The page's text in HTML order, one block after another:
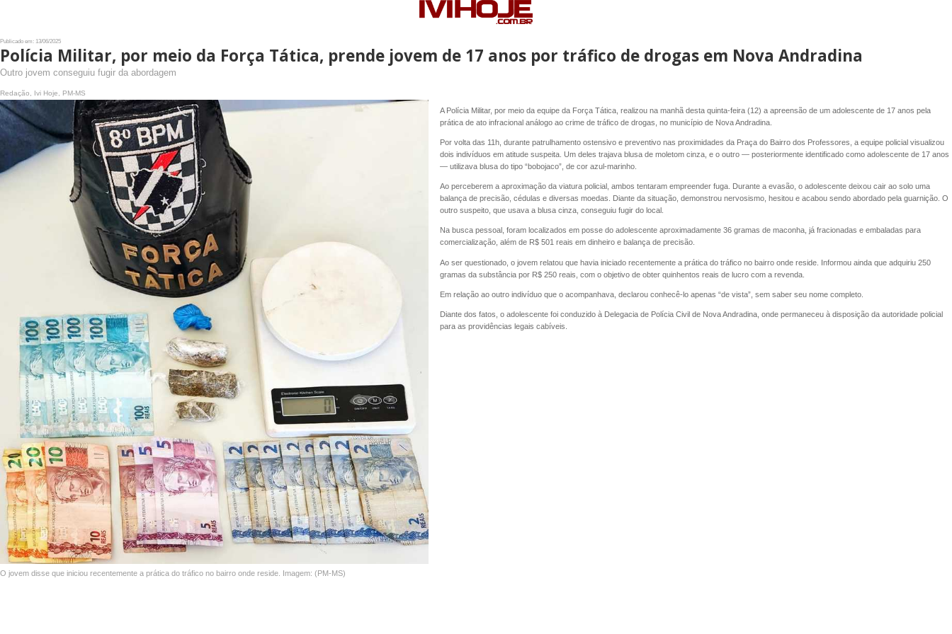
Publicado em: 13/06/2025
Polícia Militar, por meio da Força Tática, prende jovem de 17 anos por tráfico de drogas em Nova Andradina
Outro jovem conseguiu fugir da abordagem
Redação, Ivi Hoje, PM-MS
O jovem disse que iniciou recentemente a prática do tráfico no bairro onde reside. Imagem: (PM-MS)
A Polícia Militar, por meio da equipe da Força Tática, realizou na manhã desta quinta-feira (12) a apreensão de um adolescente de 17 anos pela
prática de ato infracional análogo ao crime de tráfico de drogas, no município de Nova Andradina.
Por volta das 11h, durante patrulhamento ostensivo e preventivo nas proximidades da Praça do Bairro dos Professores, a equipe policial visualizou
dois indivíduos em atitude suspeita. Um deles trajava blusa de moletom cinza, e o outro — posteriormente identificado como adolescente de 17 anos
— utilizava blusa do tipo “bobojaco”, de cor azul-marinho.
Ao perceberem a aproximação da viatura policial, ambos tentaram empreender fuga. Durante a evasão, o adolescente deixou cair ao solo uma
balança de precisão, cédulas e diversas moedas. Diante da situação, demonstrou nervosismo, hesitou e acabou sendo abordado pela guarnição. O
outro suspeito, que usava a blusa cinza, conseguiu fugir do local.
Na busca pessoal, foram localizados em posse do adolescente aproximadamente 36 gramas de maconha, já fracionadas e embaladas para
comercialização, além de R$ 501 reais em dinheiro e balança de precisão.
Ao ser questionado, o jovem relatou que havia iniciado recentemente a prática do tráfico no bairro onde reside. Informou ainda que adquiriu 250
gramas da substância por R$ 250 reais, com o objetivo de obter quinhentos reais de lucro com a revenda.
Em relação ao outro indivíduo que o acompanhava, declarou conhecê-lo apenas “de vista”, sem saber seu nome completo.
Diante dos fatos, o adolescente foi conduzido à Delegacia de Polícia Civil de Nova Andradina, onde permaneceu à disposição da autoridade policial
para as providências legais cabíveis.